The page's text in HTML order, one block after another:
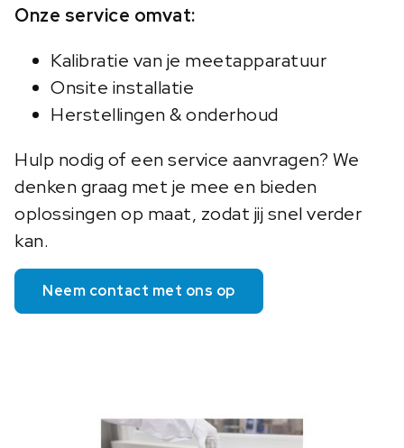
Onze service omvat:
Kalibratie van je meetapparatuur
Onsite installatie
Herstellingen & onderhoud
Hulp nodig of een service aanvragen? We
denken graag met je mee en bieden
oplossingen op maat, zodat jij snel verder
kan.
Neem contact met ons op